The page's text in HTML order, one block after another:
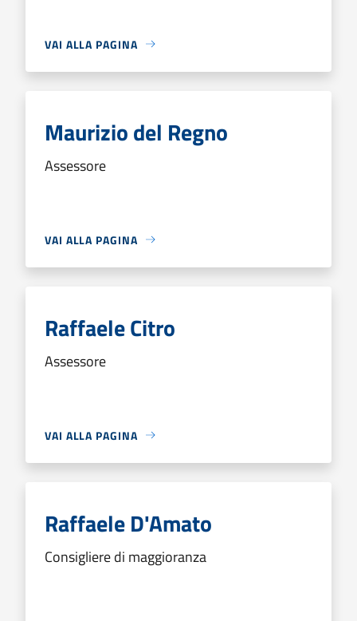
VAI ALLA PAGINA
Maurizio del Regno
Assessore
VAI ALLA PAGINA
Raffaele Citro
Assessore
VAI ALLA PAGINA
Raffaele D'Amato
Consigliere di maggioranza